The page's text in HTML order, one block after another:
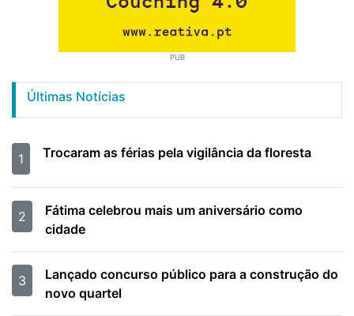
PUB
Últimas Notícias
1 Trocaram as férias pela vigilância da floresta
2
Fátima celebrou mais um aniversário como
cidade
3
Lançado concurso público para a construção do
novo quartel